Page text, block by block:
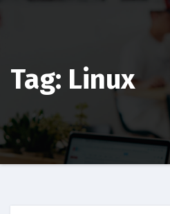
Tag: Linux